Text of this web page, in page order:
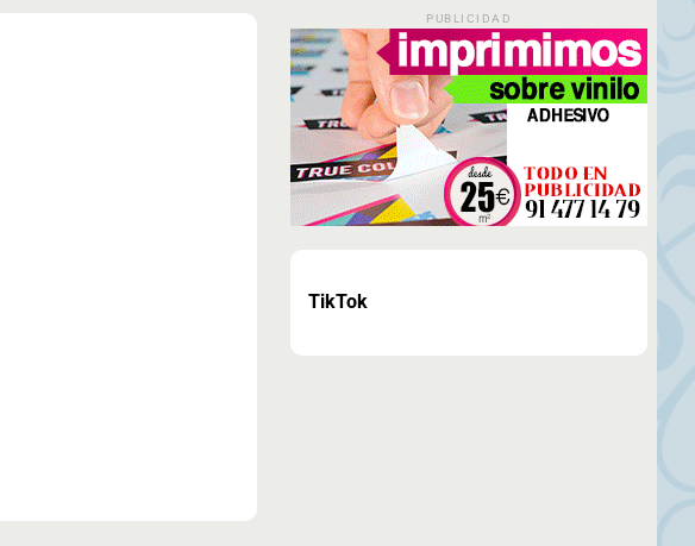
PUBLICIDAD
TikTok